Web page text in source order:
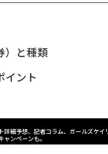
）と種類
イント
詳細予想、記者コラム、ガールズケイ
ンペーンも。